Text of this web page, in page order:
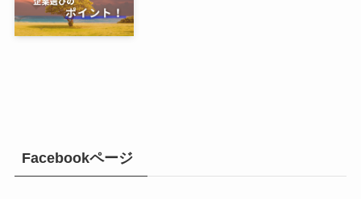
Facebookページ